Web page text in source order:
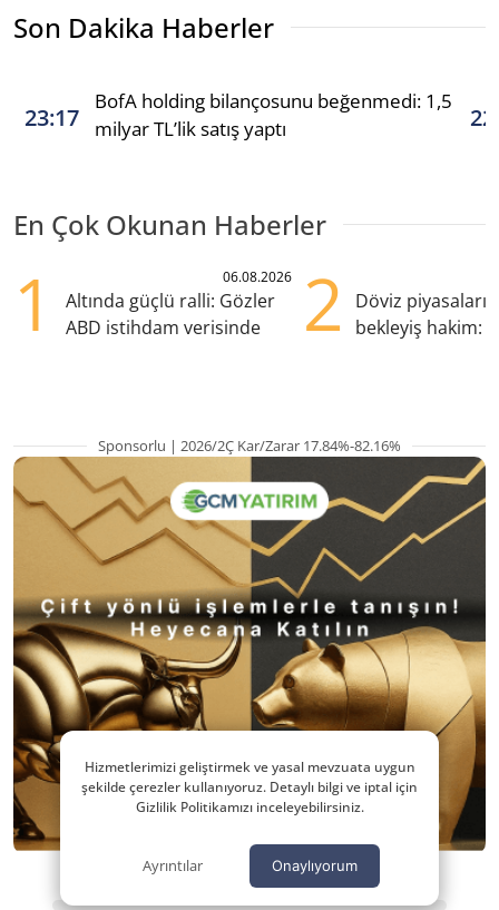
Son Dakika Haberler
23:17
BofA holding bilançosunu beğenmedi: 1,5
milyar TL’lik satış yaptı
En Çok Okunan Haberler
1 06.08.2026
Altında güçlü ralli: Gözler
ABD istihdam verisinde
2
Döviz
bekleyiş hakim:
Sponsorlu | 2026/2Ç Kar/Zarar 17.84%-82.16%
Hizmetlerimizi geliştirmek ve yasal mevzuata uygun
şekilde çerezler kullanıyoruz. Detaylı bilgi ve iptal için
Gizlilik Politikamızı inceleyebilirsiniz.
Ayrıntılar Onaylıyorum